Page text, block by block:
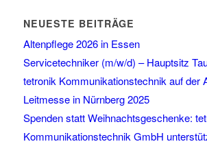
NEUESTE BEITRÄGE
Altenpflege 2026 in Essen
Servicetechniker (m/w/d) – Hauptsitz
tetronik Kommunikationstechnik auf der
Leitmesse in Nürnberg 2025
Spenden statt Weihnachtsgeschenke:
Kommunikationstechnik GmbH